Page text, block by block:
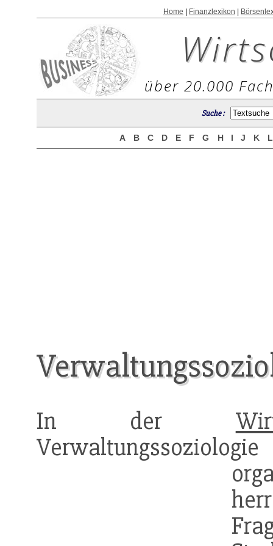
Home Finanzlexikon
über 20.000
Suche :
A B C D E F G H I J K
In der